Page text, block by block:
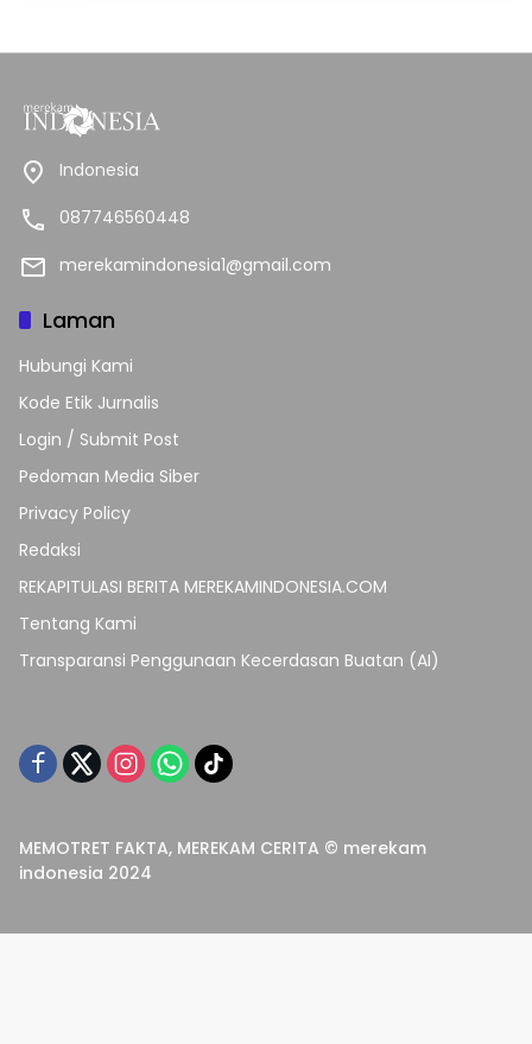
Indonesia
087746560448
merekamindonesia1@gmail.com
Laman
Hubungi Kami
Kode Etik Jurnalis
Login / Submit Post
Pedoman Media Siber
Privacy Policy
Redaksi
REKAPITULASI BERITA MEREKAMINDONESIA.COM
Tentang Kami
Transparansi Penggunaan Kecerdasan Buatan (AI)
MEMOTRET FAKTA, MEREKAM CERITA © merekam
indonesia 2024